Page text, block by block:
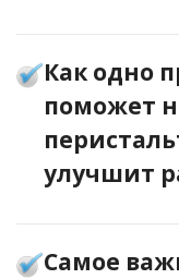
Как одно
поможет
улучшит
Самое